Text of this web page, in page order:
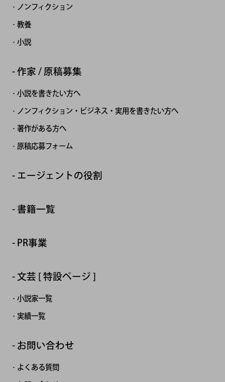
ノンフィクション
教養
小説
作家 / 原稿募集
小説を書きたい方へ
ノンフィクション・ビジネス・実用を書きたい方へ
著作がある方へ
原稿応募フォーム
エージェントの役割
書籍一覧
PR事業
文芸 [ 特設ページ ]
小説家一覧
実績一覧
お問い合わせ
よくある質問